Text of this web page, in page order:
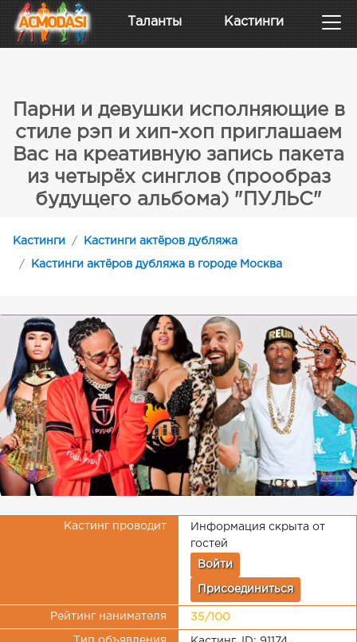
Таланты Кастинги
Парни и девушки исполняющие в
стиле рэп и хип-хоп приглашаем
Вас на креативную запись пакета
из четырёх синглов (прообраз
будущего альбома) "ПУЛЬС"
Кастинги Кастинги актёров дубляжа
Кастинги актёров дубляжа в городе Москва
Кастинг проводит
Информация скрыта от
гостей
Войти
Присоединиться
Рейтинг нанимателя 35/100